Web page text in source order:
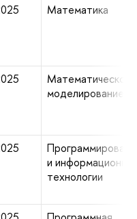
Математика
Математическое
моделирование
и
технологии